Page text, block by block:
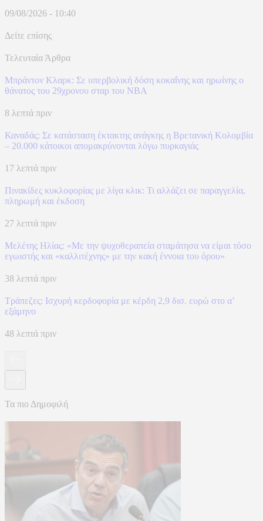
09/08/2026 - 10:40
Δείτε επίσης
Τελευταία Άρθρα
Μπράντον Κλαρκ: Σε υπερβολική δόση κοκαΐνης και ηρωίνης ο
θάνατος του 29χρονου σταρ του NBA
8 λεπτά πριν
Καναδάς: Σε κατάσταση έκτακτης ανάγκης η Βρετανική Κολομβία
– 20.000 κάτοικοι απομακρύνονται λόγω πυρκαγιάς
17 λεπτά πριν
Πινακίδες κυκλοφορίας με λίγα κλικ: Τι αλλάζει σε παραγγελία,
πληρωμή και έκδοση
27 λεπτά πριν
Μελέτης Ηλίας: «Με την ψυχοθεραπεία σταμάτησα να είμαι τόσο
εγωιστής και «καλλιτέχνης» με την κακή έννοια του όρου»
38 λεπτά πριν
Τράπεζες: Ισχυρή κερδοφορία με κέρδη 2,9 δισ. ευρώ στο α’
εξάμηνο
48 λεπτά πριν
Τα πιο Δημοφιλή